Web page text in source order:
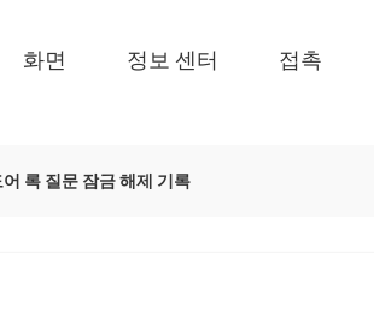
화면 정보 센터 접촉
록 질문 잠금 해제 기록